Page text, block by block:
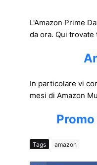
L'Amazon Prime
da ora. Qui
In particolare vi
mesi di Amazon
Tags amazon